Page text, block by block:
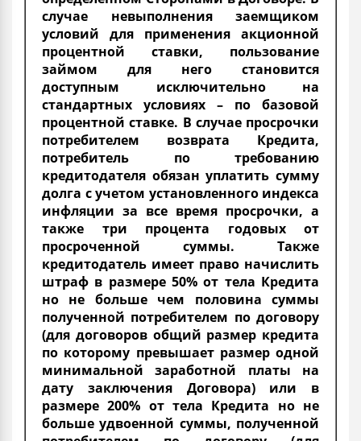
случае невыполнения заемщиком
условий для применения акционной
процентной ставки, пользование
займом для него становится
доступным исключительно на
стандартных условиях – по базовой
процентной ставке. В случае просрочки
потребителем возврата Кредита,
потребитель по требованию
кредитодателя обязан уплатить сумму
долга с учетом установленного индекса
инфляции за все время просрочки, а
также три процента годовых от
просроченной суммы. Также
кредитодатель имеет право начислить
штраф в размере 50% от тела Кредита
но не больше чем половина суммы
полученной потребителем по договору
(для договоров общий размер кредита
по которому превышает размер одной
минимальной заработной платы на
дату заключения Договора) или в
размере 200% от тела Кредита но не
больше удвоенной суммы, полученной